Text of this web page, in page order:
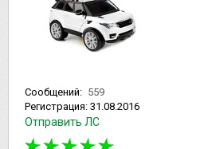
Сообщений: 559
Регистрация: 31.08.2016
Отправить ЛС